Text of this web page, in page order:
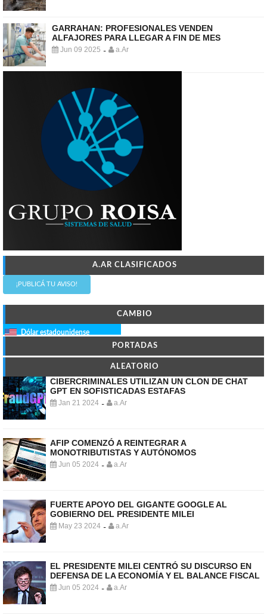
GARRAHAN: PROFESIONALES VENDEN
ALFAJORES PARA LLEGAR A FIN DE MES
Jun 09 2025 - a.Ar
A.AR CLASIFICADOS
¡PUBLICÁ TU AVISO!
CAMBIO
Dólar estadounidense
PORTADAS
ALEATORIO
CIBERCRIMINALES UTILIZAN UN CLON DE CHAT
GPT EN SOFISTICADAS ESTAFAS
Jan 21 2024 - a.Ar
AFIP COMENZÓ A REINTEGRAR A
MONOTRIBUTISTAS Y AUTÓNOMOS
Jun 05 2024 - a.Ar
FUERTE APOYO DEL GIGANTE GOOGLE AL
GOBIERNO DEL PRESIDENTE MILEI
May 23 2024 - a.Ar
EL PRESIDENTE MILEI CENTRÓ SU DISCURSO EN
DEFENSA DE LA ECONOMÍA Y EL BALANCE FISCAL
Jun 05 2024 - a.Ar